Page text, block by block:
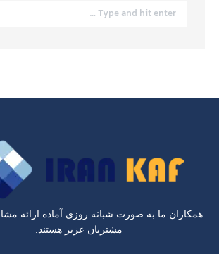
Search:
همکاران ما به صورت شبانه روزی آماده ارائه
مشتریان عزیز هستند.